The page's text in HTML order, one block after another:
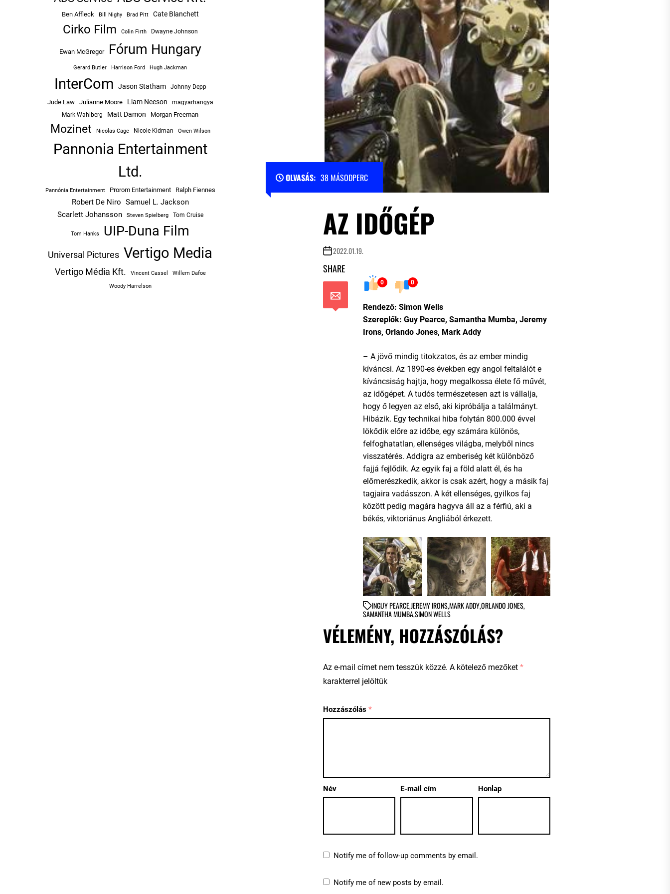
OLVASÁS: 38 MÁSODPERC
AZ IDŐGÉP
2022.01.19.
SHARE
0 0
Rendező: Simon Wells
Szereplők: Guy Pearce, Samantha Mumba, Jeremy
Irons, Orlando Jones, Mark Addy
– A jövő mindig titokzatos, és az ember mindig
kíváncsi. Az 1890-es években egy angol feltalálót e
kíváncsiság hajtja, hogy megalkossa élete fő művét,
az időgépet. A tudós természetesen azt is vállalja,
hogy ő legyen az első, aki kipróbálja a találmányt.
Hibázik. Egy technikai hiba folytán 800.000 évvel
lökődik előre az időbe, egy számára különös,
felfoghatatlan, ellenséges világba, melyből nincs
visszatérés. Addigra az emberiség két különböző
fajjá fejlődik. Az egyik faj a föld alatt él, és ha
előmerészkedik, akkor is csak azért, hogy a másik faj
tagjaira vadásszon. A két ellenséges, gyilkos faj
között pedig magára hagyva áll az a férfiú, aki a
békés, viktoriánus Angliából érkezett.
INGUY PEARCE,JEREMY IRONS,MARK ADDY,ORLANDO JONES,
SAMANTHA MUMBA,SIMON WELLS
VÉLEMÉNY, HOZZÁSZÓLÁS?
Az e-mail címet nem tesszük közzé. A kötelező mezőket *
karakterrel jelöltük
Hozzászólás *
Név E-mail cím Honlap
Notify me of follow-up comments by email.
Notify me of new posts by email.
Ben Affleck Bill Nighy Brad Pitt Cate Blanchett
Cirko Film Colin Firth Dwayne Johnson
Ewan McGregor Fórum Hungary
Gerard Butler Harrison Ford Hugh Jackman
InterCom Jason Statham Johnny Depp
Jude Law Julianne Moore Liam Neeson
magyarhangya
Mark Wahlberg
Matt Damon Morgan Freeman
Mozinet Nicolas Cage Nicole Kidman Owen Wilson
Pannonia Entertainment
Ltd.
Pannónia Entertainment Prorom Entertainment Ralph Fiennes
Robert De Niro Samuel L. Jackson
Scarlett Johansson
Steven Spielberg Tom Cruise
Tom Hanks UIP-Duna Film
Universal Pictures Vertigo Media
Vertigo Média Kft. Vincent Cassel
Willem Dafoe
Woody Harrelson